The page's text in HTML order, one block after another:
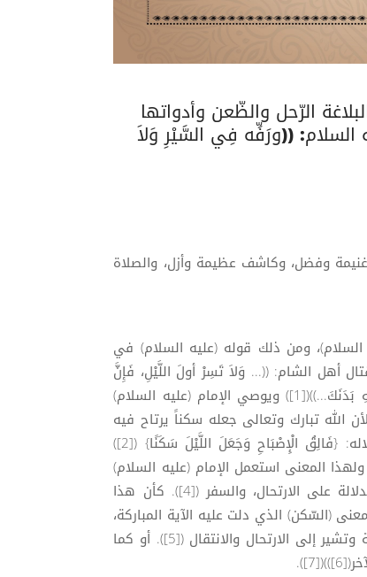
الرّحل والظّعن وأدواتها
السلام: ((ورَفِّه فِي السَّيْرِ وَلاَ
غنيمة وفضل، وكاشف عظيمة وأزل، والصلاة
السلام)، ومن ذلك قوله (عليه السلام) في
أهل الشام: ((... وَلاَ تَسِرْ أولَ اللَّيْلِ، فَإِنَّ
اللهَ جَعَلَهُ سَكَناً، وَقَدَّرَهُ مُقَاماً لاَ ظَعْناً، فَأَرِحْ فِيهِ بَدَنَكَ...))([1]) ويوصي الإمام (عليه السلام)
تبارك وتعالى جعله سكناً يرتاح فيه
العباد، مشيراً بكلامه هذا إلى قول الله جل جلاله: {فَالِقُ الْإِصْبَاحِ وَجَعَلَ اللَّيْلَ سَكَنًا} ([2])
ما يسكن فيه عن الحركات ويستراح([3]). ولهذا المعنى استعمل الإمام (عليه السلام)
تعبير ((وَقَدَّرَهُ مُقَاماً لاَ ظَعْناً))، وأراد بـ (ظَعْناً) الدلالة على الارتحال، والسفر ([4]). كأن هذا
(السّكن) الذي دلت عليه الآية المباركة،
في حين أن مفردة (ظَعْناً) تقابل الدلالة المتقدمة وتشير إلى الارتحال والانتقال ([5]). أو كما